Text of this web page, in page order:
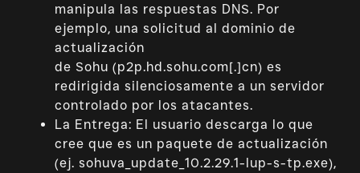
manipula las respuestas DNS. Por
ejemplo, una solicitud al dominio de
actualización
de Sohu (p2p.hd.sohu.com[.]cn) es
redirigida silenciosamente a un servidor
controlado por los atacantes.
La Entrega: El usuario descarga lo que
cree que es un paquete de actualización
(ej. sohuva_update_10.2.29.1-lup-s-tp.exe),